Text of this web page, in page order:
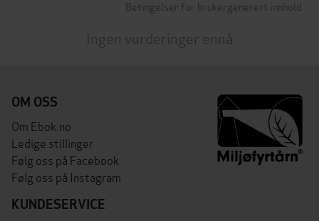
Betingelser for brukergenerert innhold
Ingen vurderinger ennå
OM OSS
Om Ebok.no
Ledige stillinger
Følg oss på Facebook
Følg oss på Instagram
KUNDESERVICE